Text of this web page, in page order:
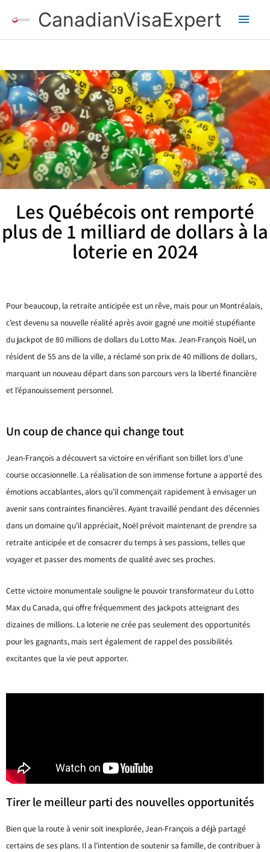
CanadianVisaExpert
Les Québécois ont remporté
plus de 1 milliard de dollars à la
loterie en 2024
Pour beaucoup, la retraite anticipée est un rêve, mais pour un Montréalais,
c’est devenu sa nouvelle réalité après avoir gagné une moitié stupéfiante
du jackpot de 80 millions de dollars du Lotto Max. Jean-François Noël, un
résident de 55 ans de la ville, a réclamé son prix de 40 millions de dollars,
marquant un nouveau départ dans son parcours vers la liberté financière
et l’épanouissement personnel.
Un coup de chance qui change tout
Jean-François a découvert sa victoire en vérifiant son billet lors d’une
course occasionnelle. La réalisation de son immense fortune a apporté des
émotions accablantes, alors qu’il commençait rapidement à envisager un
avenir sans contraintes financières. Ayant travaillé pendant des décennies
dans un domaine qu’il appréciait, Noël prévoit maintenant de prendre sa
retraite anticipée et de consacrer du temps à ses passions, telles que
voyager et passer des moments de qualité avec ses proches.
Cette victoire monumentale souligne le pouvoir transformateur du Lotto
Max du Canada, qui offre fréquemment des jackpots atteignant des
dizaines de millions. La loterie ne crée pas seulement des opportunités
pour les gagnants, mais sert également de rappel des possibilités
excitantes que la vie peut apporter.
Tirer le meilleur parti des nouvelles opportunités
Bien que la route à venir soit inexplorée, Jean-François a déjà partagé
certains de ses plans. Il a l’intention de soutenir sa famille, de contribuer à